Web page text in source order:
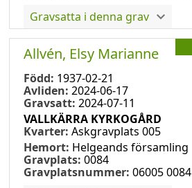
Gravsatta i denna grav
Allvén, Elsy Marianne
Född: 1937-02-21
Avliden: 2024-06-17
Gravsatt: 2024-07-11
VALLKÄRRA KYRKOGÅRD
Kvarter: Askgravplats 005
Hemort: Helgeands församling
Gravplats: 0084
Gravplatsnummer: 06005 0084